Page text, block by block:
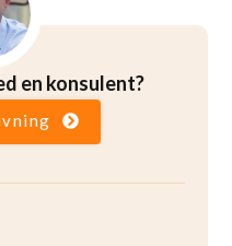
en konsulent?